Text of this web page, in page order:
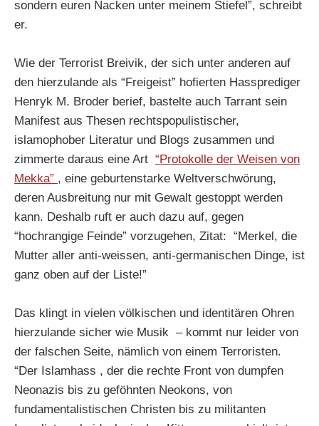
sondern euren Nacken unter meinem Stiefel”, schreibt
er.
Wie der Terrorist Breivik, der sich unter anderen auf
den hierzulande als “Freigeist” hofierten Hassprediger
Henryk M. Broder berief, bastelte auch Tarrant sein
Manifest aus Thesen rechtspopulistischer,
islamophober Literatur und Blogs zusammen und
zimmerte daraus eine Art “Protokolle der Weisen von
Mekka” , eine geburtenstarke Weltverschwörung,
deren Ausbreitung nur mit Gewalt gestoppt werden
kann. Deshalb ruft er auch dazu auf, gegen
“hochrangige Feinde” vorzugehen, Zitat: “Merkel, die
Mutter aller anti-weissen, anti-germanischen Dinge, ist
ganz oben auf der Liste!”
Das klingt in vielen völkischen und identitären Ohren
hierzulande sicher wie Musik – kommt nur leider von
der falschen Seite, nämlich von einem Terroristen.
“Der Islamhass , der die rechte Front von dumpfen
Neonazis bis zu geföhnten Neokons, von
fundamentalistischen Christen bis zu militanten